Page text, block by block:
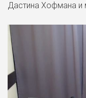
Дастина Хофмана и